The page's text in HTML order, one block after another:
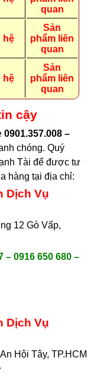
quan
hệ
Sản
phẩm liên
quan
hệ
Sản
phẩm liên
quan
cậy
0901.357.008 –
chóng. Quý
Tài để được tư
hàng tại địa chỉ:
Dịch Vụ
12 Gò Vấp,
– 0916 650 680 –
Dịch Vụ
Hội Tây, TP.HCM